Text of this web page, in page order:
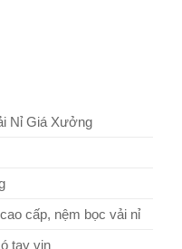
Nỉ Giá Xưởng
cấp, nệm bọc vải nỉ
tay vịn